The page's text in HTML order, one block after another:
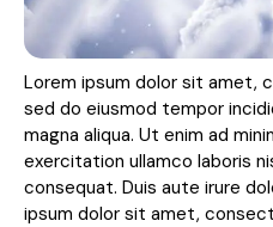
Lorem ipsum dolor sit amet,
sed do eiusmod tempor
magna aliqua. Ut enim ad
exercitation ullamco laboris
consequat. Duis aute irure
ipsum dolor sit amet,